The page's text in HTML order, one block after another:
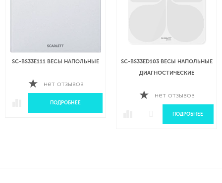
SC-BS33E111 ВЕСЫ НАПОЛЬНЫЕ
нет отзывов
ПОДРОБНЕЕ
SC-BS33ED103 ВЕСЫ НАПОЛЬНЫЕ
ДИАГНОСТИЧЕСКИЕ
нет отзывов
ПОДРОБНЕЕ